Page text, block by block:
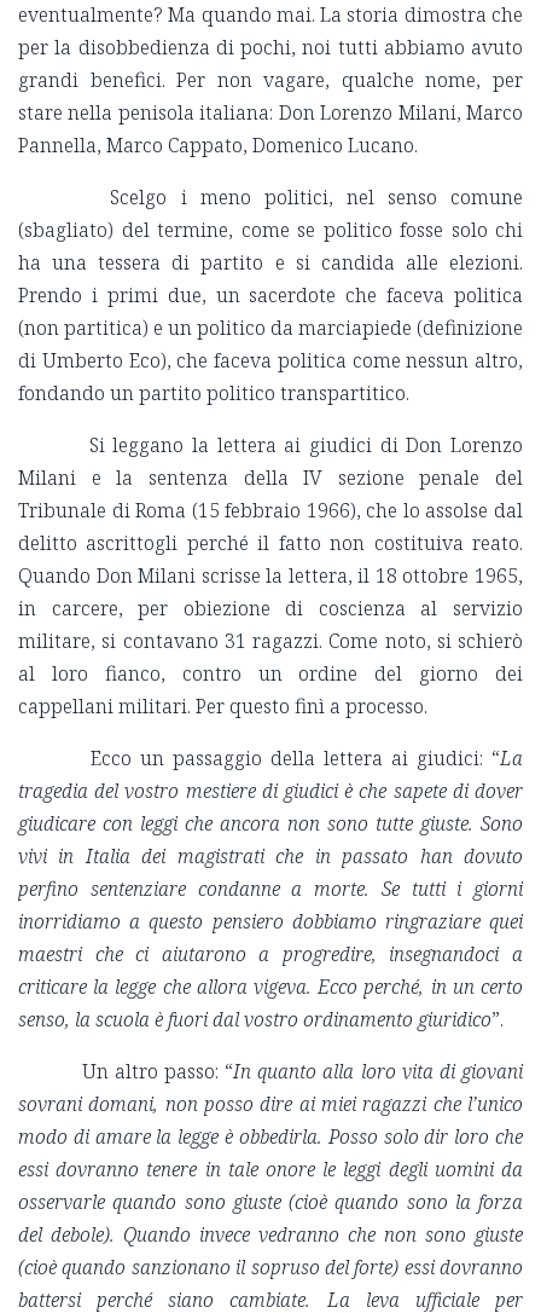
eventualmente? Ma quando mai. La storia dimostra che
per la disobbedienza di pochi, noi tutti abbiamo avuto
grandi benefici. Per non vagare, qualche nome, per
stare nella penisola italiana: Don Lorenzo Milani, Marco
Pannella, Marco Cappato, Domenico Lucano.
Scelgo i meno politici, nel senso comune
(sbagliato) del termine, come se politico fosse solo chi
ha una tessera di partito e si candida alle elezioni.
Prendo i primi due, un sacerdote che faceva politica
(non partitica) e un politico da marciapiede (definizione
di Umberto Eco), che faceva politica come nessun altro,
fondando un partito politico transpartitico.
Si leggano la lettera ai giudici di Don Lorenzo
Milani e la sentenza della IV sezione penale del
Tribunale di Roma (15 febbraio 1966), che lo assolse dal
delitto ascrittogli perché il fatto non costituiva reato.
Quando Don Milani scrisse la lettera, il 18 ottobre 1965,
in carcere, per obiezione di coscienza al servizio
militare, si contavano 31 ragazzi. Come noto, si schierò
al loro fianco, contro un ordine del giorno dei
cappellani militari. Per questo finì a processo.
Ecco un passaggio della lettera ai giudici: “La
tragedia del vostro mestiere di giudici è che sapete di dover
giudicare con leggi che ancora non sono tutte giuste. Sono
vivi in Italia dei magistrati che in passato han dovuto
perfino sentenziare condanne a morte. Se tutti i giorni
inorridiamo a questo pensiero dobbiamo ringraziare quei
maestri che ci aiutarono a progredire, insegnandoci a
criticare la legge che allora vigeva. Ecco perché, in un certo
senso, la scuola è fuori dal vostro ordinamento giuridico”.
Un altro passo: “In quanto alla loro vita di giovani
sovrani domani, non posso dire ai miei ragazzi che l’unico
modo di amare la legge è obbedirla. Posso solo dir loro che
essi dovranno tenere in tale onore le leggi degli uomini da
osservarle quando sono giuste (cioè quando sono la forza
del debole). Quando invece vedranno che non sono giuste
(cioè quando sanzionano il sopruso del forte) essi dovranno
battersi perché siano cambiate. La leva ufficiale per